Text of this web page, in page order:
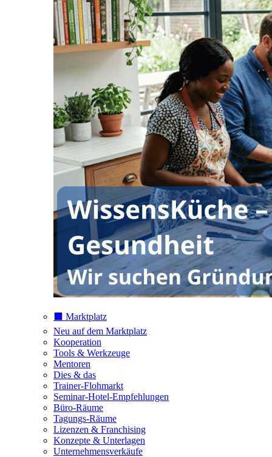
⬛️ Marktplatz
Neu auf dem Marktplatz
Kooperation
Tools & Werkzeuge
Mentoren
Dies & das
Trainer-Flohmarkt
Seminar-Hotel-Empfehlungen
Büro-Räume
Tagungs-Räume
Lizenzen & Franchising
Konzepte & Unterlagen
Unternehmensverkäufe